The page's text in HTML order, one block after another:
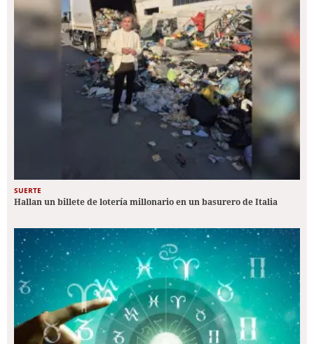
SUERTE
Hallan un billete de lotería millonario en un basurero de Italia